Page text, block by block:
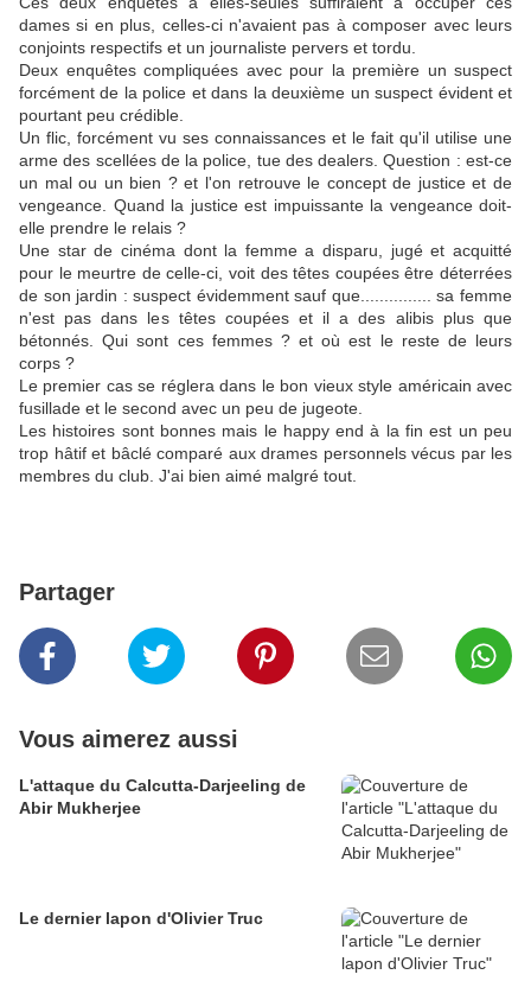
dames si en plus, celles-ci n'avaient pas à composer avec leurs
conjoints respectifs et un journaliste pervers et tordu.
Deux enquêtes compliquées avec pour la première un suspect
forcément de la police et dans la deuxième un suspect évident et
pourtant peu crédible.
Un flic, forcément vu ses connaissances et le fait qu'il utilise une
arme des scellées de la police, tue des dealers. Question : est-ce
un mal ou un bien ? et l'on retrouve le concept de justice et de
vengeance. Quand la justice est impuissante la vengeance doit-
elle prendre le relais ?
Une star de cinéma dont la femme a disparu, jugé et acquitté
pour le meurtre de celle-ci, voit des têtes coupées être déterrées
de son jardin : suspect évidemment sauf que............... sa femme
n'est pas dans les têtes coupées et il a des alibis plus que
bétonnés. Qui sont ces femmes ? et où est le reste de leurs
corps ?
Le premier cas se réglera dans le bon vieux style américain avec
fusillade et le second avec un peu de jugeote.
Les histoires sont bonnes mais le happy end à la fin est un peu
trop hâtif et bâclé comparé aux drames personnels vécus par les
membres du club. J'ai bien aimé malgré tout.
Partager
Vous aimerez aussi
L'attaque du Calcutta-Darjeeling de
Abir Mukherjee
Le dernier lapon d'Olivier Truc